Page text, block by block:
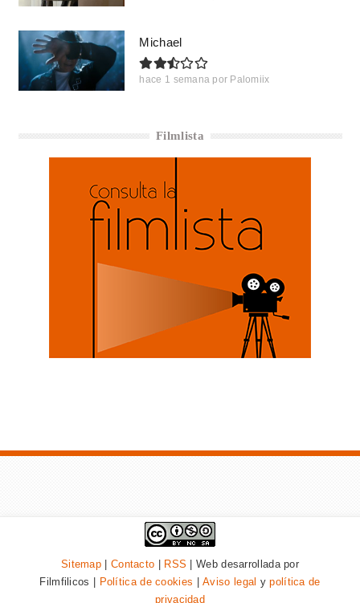
Michael
hace 1 semana por Palomiix
Filmlista
Sitemap Contacto RSS | Web desarrollada por
Filmfilicos |
Política de cookies |Aviso legal ypolítica de
privacidad